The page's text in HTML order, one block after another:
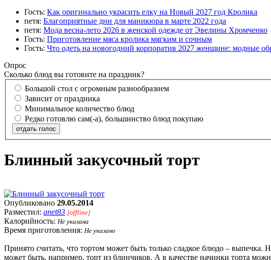
Гость: Как оригинально украсить елку на Новый 2027 год Кролика
петя: Благоприятные дни для маникюра в марте 2022 года
петя: Мода весна-лето 2026 в женской одежде от Эвелины Хромченко
Гость: Приготовление мяса кролика мягким и сочным
Гость: Что одеть на новогодний корпоратив 2027 женщине: модные
Опрос
Сколько блюд вы готовите на праздник?
Большой стол с огромным разнообразием
Зависит от праздника
Минимальное количество блюд
Редко готовлю сам(-а), большинство блюд покупаю
отдать голос
Блинный закусочный торт
Опубликовано 29.05.2014
Разместил: anet83 [offline]
Калорийность: Не указана
Время приготовления: Не указано
Принято считать, что тортом может быть только сладкое блюдо – выпечка.
может быть, например, торт из блинчиков. А в качестве начинки торта